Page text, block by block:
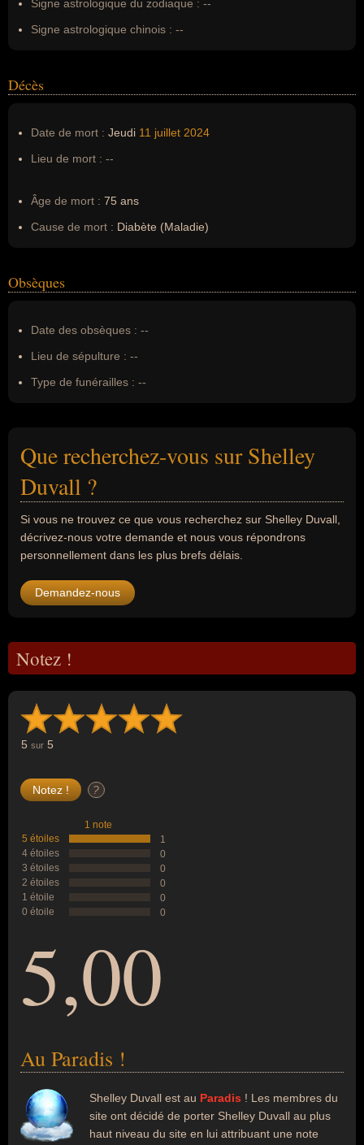
Signe astrologique du zodiaque : --
Signe astrologique chinois : --
Décès
Date de mort : Jeudi 11 juillet 2024
Lieu de mort : --
Âge de mort : 75 ans
Cause de mort : Diabète (Maladie)
Obsèques
Date des obsèques : --
Lieu de sépulture : --
Type de funérailles : --
Que recherchez-vous sur Shelley
Duvall ?
Si vous ne trouvez ce que vous recherchez sur Shelley Duvall,
décrivez-nous votre demande et nous vous répondrons
personnellement dans les plus brefs délais.
Demandez-nous
Notez !
5 sur 5
?
1 note
5 étoiles
1
4 étoiles
0
3 étoiles
0
2 étoiles
0
1 étoile
0
0 étoile
0
5,00
Au Paradis !
Shelley Duvall est au Paradis ! Les membres du
site ont décidé de porter Shelley Duvall au plus
haut niveau du site en lui attribuant une note